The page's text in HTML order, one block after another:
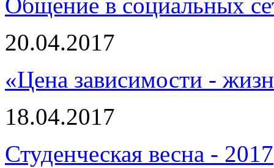
Общение в социальных
20.04.2017
«Цена зависимости -
18.04.2017
Студенческая весна - 2017